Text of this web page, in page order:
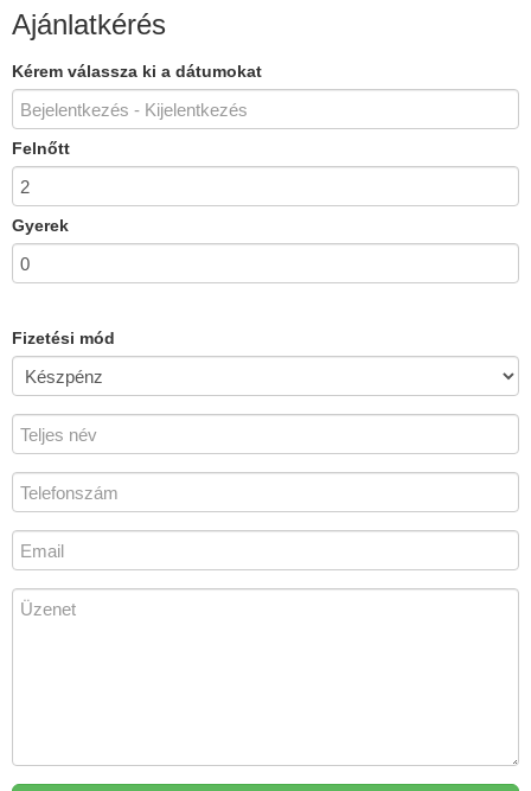
Ajánlatkérés
Kérem válassza ki a dátumokat
Felnőtt
Gyerek
Fizetési mód